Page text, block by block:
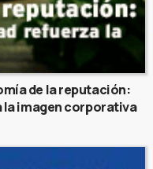
de la reputación:
imagen corporativa